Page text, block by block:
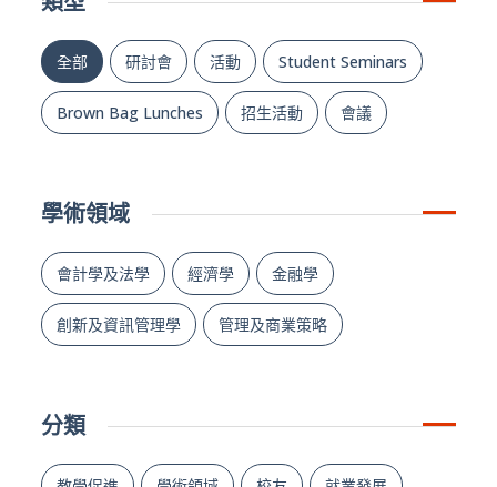
全部 研討會 活動 Student Seminars
Brown Bag Lunches 招生活動 會議
學術領域
會計學及法學 經濟學 金融學
創新及資訊管理學 管理及商業策略
分類